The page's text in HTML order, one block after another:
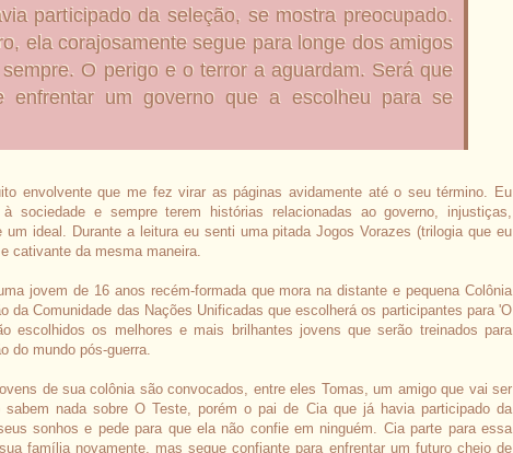
participado da seleção, se mostra preocupado.
ela corajosamente segue para longe dos amigos
O perigo e o terror a aguardam. Será que
enfrentar um governo que a escolheu para se
envolvente que me fez virar as páginas avidamente até o seu término. Eu
sociedade e sempre terem histórias relacionadas ao governo, injustiças,
ideal. Durante a leitura eu senti uma pitada Jogos Vorazes (trilogia que eu
cativante da mesma maneira.
jovem de 16 anos recém-formada que mora na distante e pequena Colônia
da Comunidade das Nações Unificadas que escolherá os participantes para 'O
escolhidos os melhores e mais brilhantes jovens que serão treinados para
do mundo pós-guerra.
de sua colônia são convocados, entre eles Tomas, um amigo que vai ser
nada sobre O Teste, porém o pai de Cia que já havia participado da
sonhos e pede para que ela não confie em ninguém. Cia parte para essa
família novamente, mas segue confiante para enfrentar um futuro cheio de